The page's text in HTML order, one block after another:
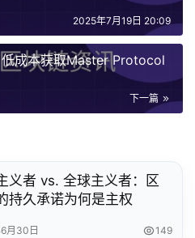
2025年7月19日 20:09
成本获取Master Protocol
下一篇
义者 vs. 全球主义者：区
持久承诺为何是主权
月30日 149